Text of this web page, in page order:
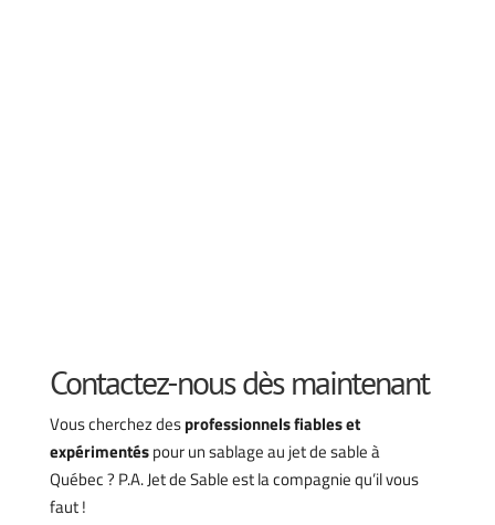
Contactez-nous dès maintenant
Vous cherchez desprofessionnels fiables et
expérimentéspour un sablage au jet de sable à
Québec ? P.A. Jet de Sable est la compagnie qu’il vous
faut !